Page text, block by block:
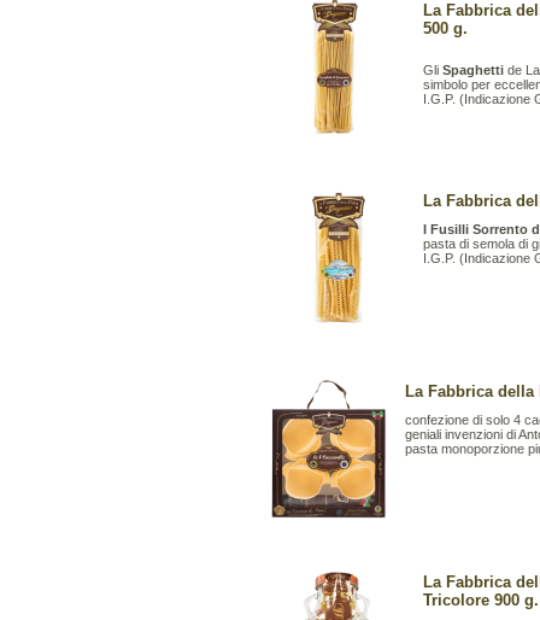
La Fabbrica
500 g.
Gli Spaghetti de
simbolo per
I.G.P. (Indicazione
La Fabbrica
I Fusilli Sorrento
pasta di semola di
I.G.P. (Indicazione
La Fabbrica della
confezione di solo 4
geniali invenzioni di
pasta monoporzione
La Fabbrica
Tricolore 900 g.